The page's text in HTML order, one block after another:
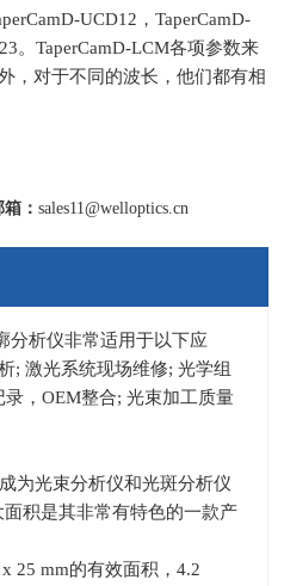
，TaperCamD-
。TaperCamD-LCM各项参数来
，对于不同的波长，他们都有相
箱：sales11@welloptics.cn
分析仪非常适用于以下应
;激光系统现场维修;光学组
录，OEM整合;光束加工质量
为光束分析仪和光斑分析仪
面积是其非常有特色的一款产
25 mm的有效面积，4.2